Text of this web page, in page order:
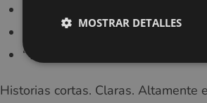
“De examen a gafas en 48
“Gafas inteligentes en acción”
“Tu segundo par” — oficina,
Historias cortas. Claras. Altamente
MOSTRAR DETALLES